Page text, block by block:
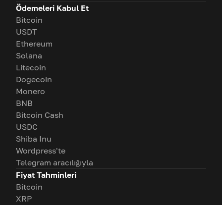
Ödemeleri Kabul Et
Bitcoin
USDT
Ethereum
Solana
Litecoin
Dogecoin
Monero
BNB
Bitcoin Cash
USDC
Shiba Inu
Wordpress'te
Telegram aracılığıyla
Fiyat Tahminleri
Bitcoin
XRP